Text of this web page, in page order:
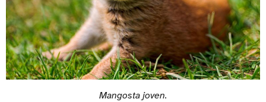
Mangosta joven.